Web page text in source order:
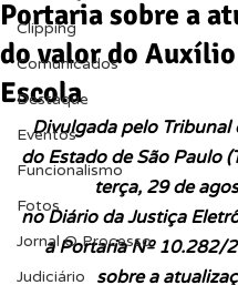
Clipping
Comunicados
Destaque
Eventos
Funcionalismo
Fotos
Jornal O Processo
Judiciário
Portaria sobre a
do valor do
Escola
Divulgada pelo Tribunal
do Estado de São Paulo
terça, 29 de
no Diário da Justiça
a Portaria Nº 10.282/
sobre a